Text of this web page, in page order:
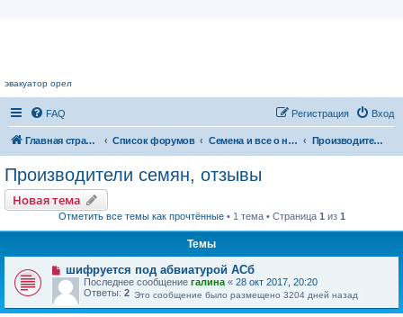
эвакуатор орел
FAQ Вход
Регистрация
Главная страница Список форумов Семена и все о них Производители семян, отзывы
Производители семян, отзывы
Новая тема
Отметить все темы как прочтённые• 1 тема • Страница 1 из 1
Темы
шифруется под абвиатурой АСб
Последнее сообщение галина « 28 окт 2017, 20:20
Ответы: 2 Это сообщение было размещено 3204 дней назад